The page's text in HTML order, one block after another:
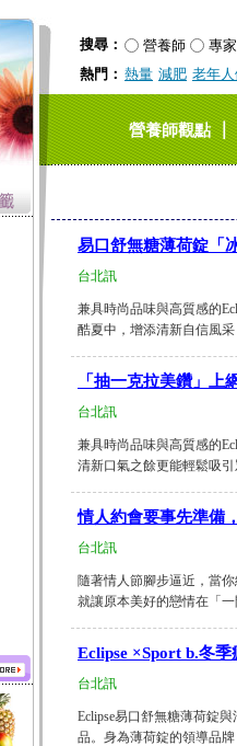
搜尋： 營養師
專家
熱門： 熱量 減肥 老年
營養師觀點｜
易口舒無糖薄荷錠「
台北訊
兼具時尚品味與高質感的
酷夏中，增添清新自信風
「抽一克拉美鑽」上
台北訊
兼具時尚品味與高質感的
清新口氣之餘更能輕鬆吸
情人約會要事先準備
台北訊
隨著情人節腳步逼近，當
就讓原本美好的戀情在「
Eclipse ×Sport b.冬
台北訊
Eclipse易口舒無糖薄荷錠
品。身為薄荷錠的領導品